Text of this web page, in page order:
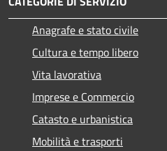
Anagrafe e stato civile
Cultura e tempo libero
Vita lavorativa
Imprese e Commercio
Catasto e urbanistica
Mobilità e trasporti